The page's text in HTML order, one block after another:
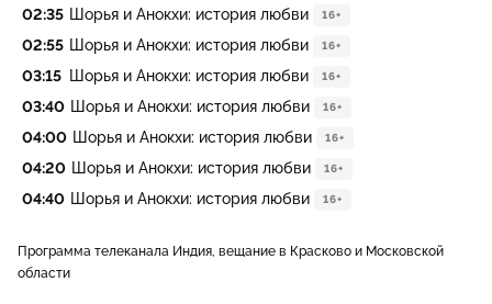
02:35 Шорья и Анокхи: история любви 16+
02:55 Шорья и Анокхи: история любви 16+
03:15 Шорья и Анокхи: история любви 16+
03:40 Шорья и Анокхи: история любви 16+
04:00 Шорья и Анокхи: история любви 16+
04:20 Шорья и Анокхи: история любви 16+
04:40 Шорья и Анокхи: история любви 16+
Программа телеканала Индия, вещание в Красково и Московской
области